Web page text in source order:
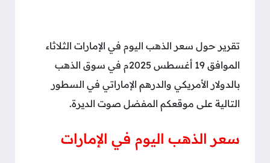
تقرير حول سعر الذهب اليوم في الإمارات الثلاثاء
الموافق 19 أغسطس 2025م في سوق الذهب
بالدولار الأمريكي والدرهم الإماراتي في السطور
التالية على موقعكم المفضل صوت الديرة.
سعر الذهب اليوم في الإمارات